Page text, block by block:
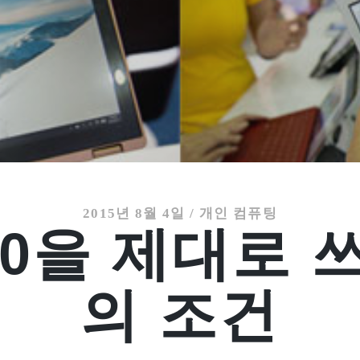
2015년 8월 4일 / 개인 컴퓨팅
을 제대로
의 조건